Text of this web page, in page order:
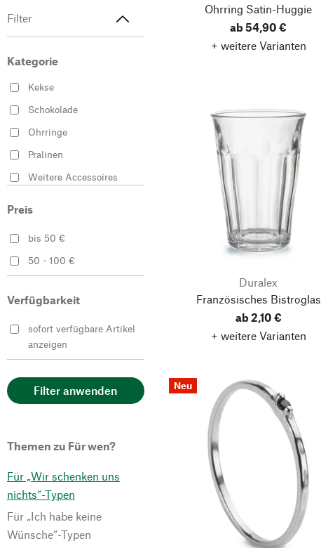
Filter
Kategorie
Kekse
Schokolade
Ohrringe
Pralinen
Weitere Accessoires
Schlüsselanhänger
Zartbitterschokolade
Gin
Speiseöle
Kaffee
Limonaden
Whisky
Konfitüre
Olivenöle
Pflanzenvermehrung
Preis
bis 50 €
50 - 100 €
Verfügbarkeit
sofort verfügbare Artikel
anzeigen
Filter anwenden
Themen zu Für wen?
Für „Wir schenken uns
nichts“-Typen
Für „Ich habe keine
Wünsche“-Typen
Ohrring Satin-Huggie
ab 54,90 €
+ weitere Varianten
Duralex
Französisches Bistroglas
ab 2,10 €
+ weitere Varianten
Neu